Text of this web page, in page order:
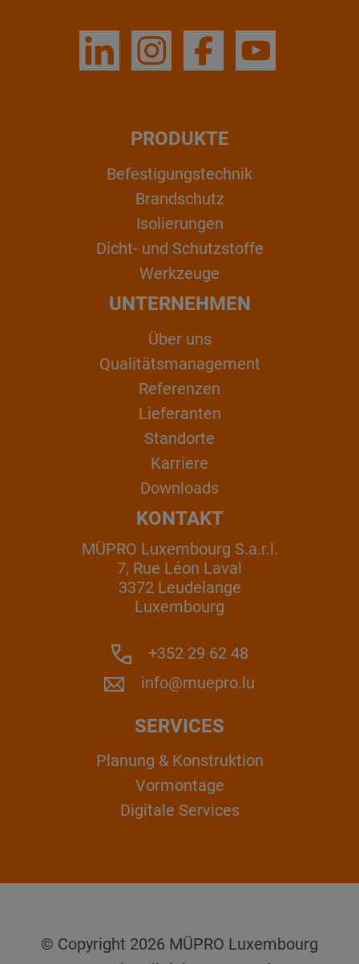
PRODUKTE
Befestigungstechnik
Brandschutz
Isolierungen
Dicht- und Schutzstoffe
Werkzeuge
UNTERNEHMEN
Über uns
Qualitätsmanagement
Referenzen
Lieferanten
Standorte
Karriere
Downloads
KONTAKT
MÜPRO Luxembourg S.a.r.l.
7, Rue Léon Laval
3372 Leudelange
Luxembourg
+352 29 62 48
info@muepro.lu
SERVICES
Planung & Konstruktion
Vormontage
Digitale Services
© Copyright 2026 MÜPRO Luxembourg